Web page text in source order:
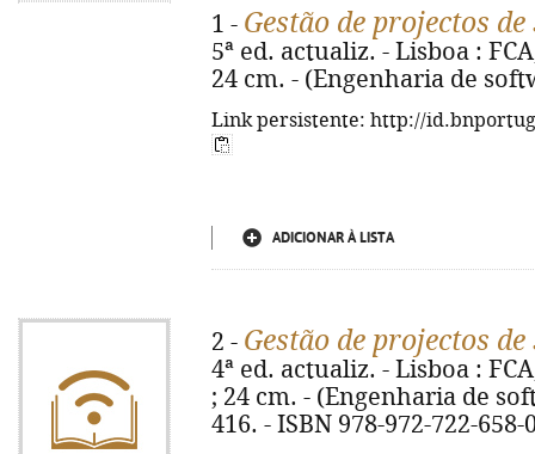
1 - Gestão de projectos
5ª ed. actualiz. - Lisboa :
24 cm. - (Engenharia de
Link persistente: http://
ADICIONAR À LISTA
2 - Gestão de projectos
4ª ed. actualiz. - Lisboa :
; 24 cm. - (Engenharia de
416. - ISBN 978-972-722-658-